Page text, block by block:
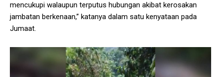
mencukupi walaupun terputus hubungan akibat kerosakan
jambatan berkenaan,” katanya dalam satu kenyataan pada
Jumaat.